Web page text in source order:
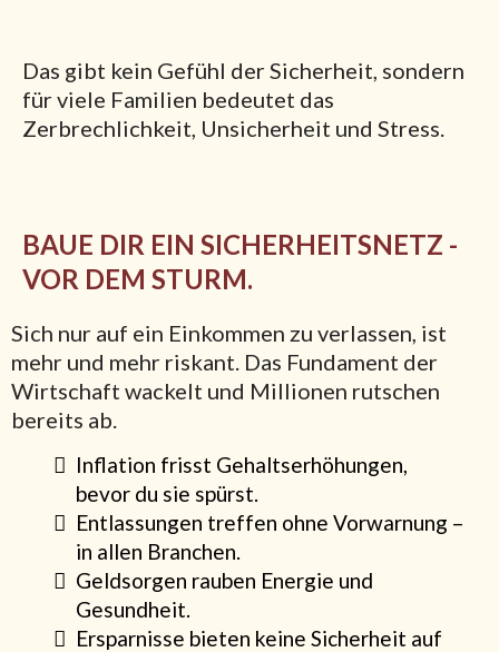
Das gibt kein Gefühl der Sicherheit, sondern
für viele Familien bedeutet das
Zerbrechlichkeit, Unsicherheit und Stress.
BAUE DIR EIN SICHERHEITSNETZ -
VOR DEM STURM.
Sich nur auf ein Einkommen zu verlassen, ist
mehr und mehr riskant. Das Fundament der
Wirtschaft wackelt und Millionen rutschen
bereits ab.
Inflation frisst Gehaltserhöhungen,
bevor du sie spürst.
Entlassungen treffen ohne Vorwarnung –
in allen Branchen.
Geldsorgen rauben Energie und
Gesundheit.
Ersparnisse bieten keine Sicherheit auf